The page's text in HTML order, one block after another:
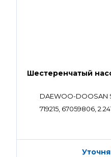
Шестеренчатый
DAEWOO-DOOSAN
719215, 67059806,